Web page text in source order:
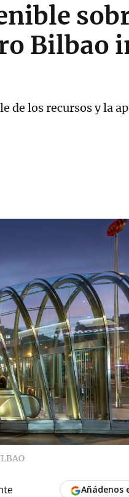
Bilbao
de los recursos y la
Añádenos